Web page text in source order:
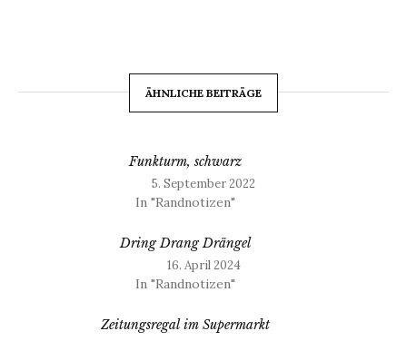
ÄHNLICHE BEITRÄGE
Funkturm, schwarz
5. September 2022
In "Randnotizen"
Dring Drang Drängel
16. April 2024
In "Randnotizen"
Zeitungsregal im Supermarkt